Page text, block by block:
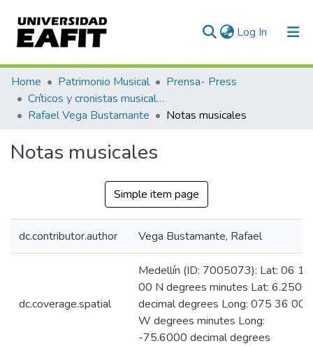
Log In (current)
Communities & Collections
All of DSpace
Home Patrimonio Musical
Prensa- Press
Críticos y cronistas musicales
Rafael Vega Bustamante
Notas musicales
Notas musicales
Simple item page
dc.contributor.author Vega Bustamante, Rafael
dc.coverage.spatial
Medellín (ID: 7005073): Lat: 06 15
00 N degrees minutes Lat: 6.2500
decimal degrees Long: 075 36 00
W degrees minutes Long:
-75.6000 decimal degrees